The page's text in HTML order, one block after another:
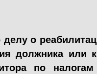
о
должника или
по